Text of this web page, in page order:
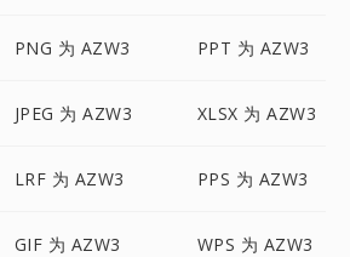
PNG 为 AZW3 PPT 为 AZW3
JPEG 为 AZW3 XLSX 为 AZW3
LRF 为 AZW3 PPS 为 AZW3
GIF 为 AZW3 WPS 为 AZW3